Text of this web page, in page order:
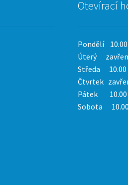
Otevírací
Pondělí 10.00
Úterý
Středa 10.00
Čtvrtek
Pátek 10.00
Sobota 10.00